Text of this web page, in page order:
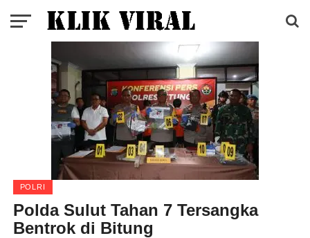
POLRI
Polda Sulut Tahan 7 Tersangka
Bentrok di Bitung